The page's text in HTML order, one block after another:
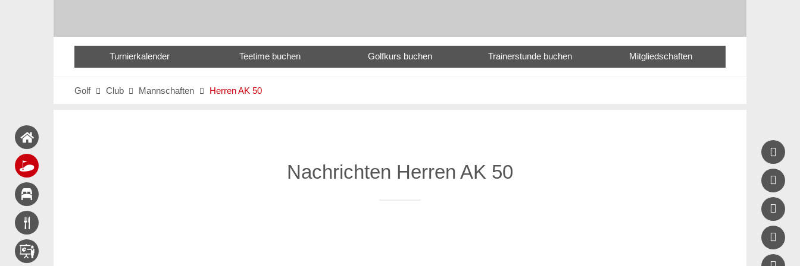
Turnierkalender Teetime buchen Golfkurs buchen Trainerstunde buchen Mitgliedschaften
Golf  Club  Mannschaften  Herren AK 50
Nachrichten Herren AK 50



